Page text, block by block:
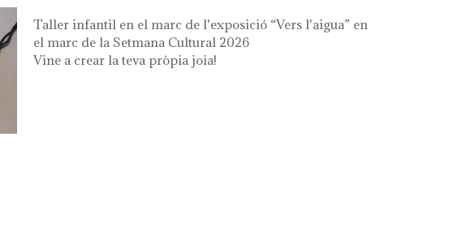
Taller infantil en el marc de l'exposició “Vers l'aigua” en
el marc de la Setmana Cultural 2026
Vine a crear la teva pròpia joia!